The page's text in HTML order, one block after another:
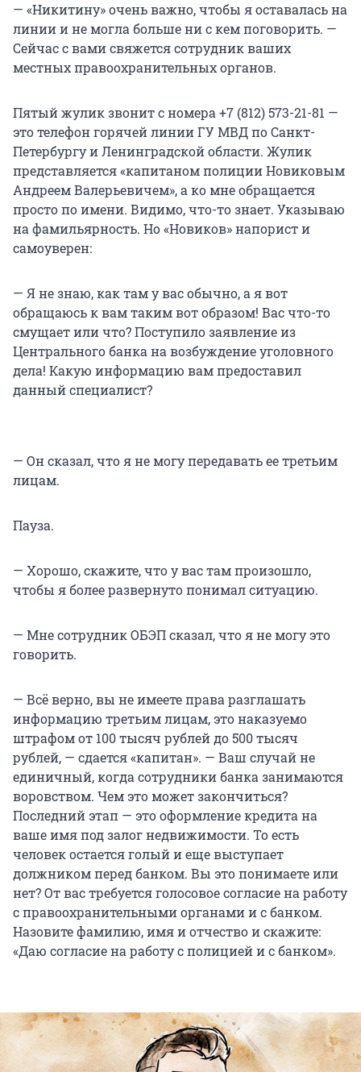
— «Никитину» очень важно, чтобы я оставалась на
линии и не могла больше ни с кем поговорить. —
Сейчас с вами свяжется сотрудник ваших
местных правоохранительных органов.
Пятый жулик звонит с номера +7 (812) 573-21-81 —
это телефон горячей линии ГУ МВД по Санкт-
Петербургу и Ленинградской области. Жулик
представляется «капитаном полиции Новиковым
Андреем Валерьевичем», а ко мне обращается
просто по имени. Видимо, что-то знает. Указываю
на фамильярность. Но «Новиков» напорист и
самоуверен:
— Я не знаю, как там у вас обычно, а я вот
обращаюсь к вам таким вот образом! Вас что-то
смущает или что? Поступило заявление из
Центрального банка на возбуждение уголовного
дела! Какую информацию вам предоставил
данный специалист?
— Он сказал, что я не могу передавать ее третьим
лицам.
Пауза.
— Хорошо, скажите, что у вас там произошло,
чтобы я более развернуто понимал ситуацию.
— Мне сотрудник ОБЭП сказал, что я не могу это
говорить.
— Всё верно, вы не имеете права разглашать
информацию третьим лицам, это наказуемо
штрафом от 100 тысяч рублей до 500 тысяч
рублей, — сдается «капитан». — Ваш случай не
единичный, когда сотрудники банка занимаются
воровством. Чем это может закончиться?
Последний этап — это оформление кредита на
ваше имя под залог недвижимости. То есть
человек остается голый и еще выступает
должником перед банком. Вы это понимаете или
нет? От вас требуется голосовое согласие на работу
с правоохранительными органами и с банком.
Назовите фамилию, имя и отчество и скажите:
«Даю согласие на работу с полицией и с банком».